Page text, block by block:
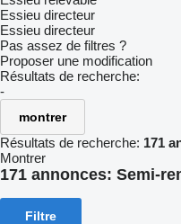
Essieu directeur
Essieu directeur
Pas assez de filtres ?
Proposer une modification
Résultats de recherche:
-
montrer
Résultats de recherche: 171
Montrer
171 annonces: Semi-
Filtre